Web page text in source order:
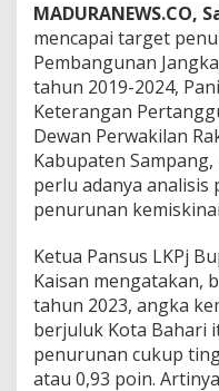
MADURANEWS.CO,
mencapai target
Pembangunan
tahun 2019-2024,
Keterangan
Dewan Perwakilan
Kabupaten
perlu adanya analisis
penurunan
Ketua Pansus LKPj
Kaisan mengatakan,
tahun 2023, angka
berjuluk Kota Bahari
penurunan cukup
atau 0,93 poin.